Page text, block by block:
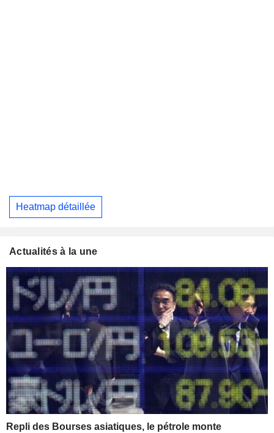
Heatmap détaillée
Actualités à la une
Repli des Bourses asiatiques, le pétrole monte